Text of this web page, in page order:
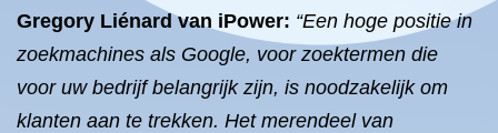
Gregory Liénard van iPower: “Een hoge positie in
zoekmachines als Google, voor zoektermen die
voor uw bedrijf belangrijk zijn, is noodzakelijk om
klanten aan te trekken. Het merendeel van